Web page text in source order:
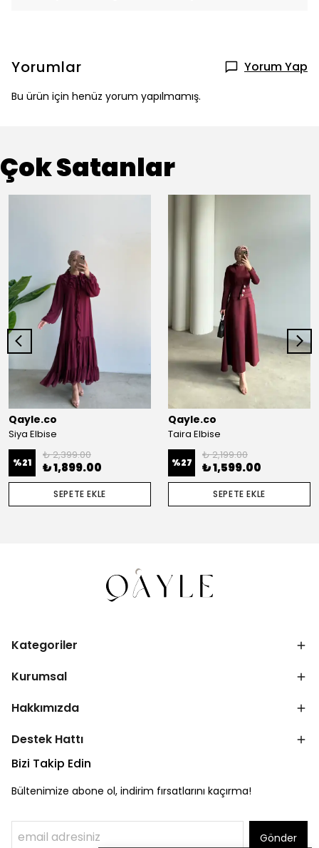
Yorumlar Yorum Yap
Bu ürün için henüz yorum yapılmamış.
Çok Satanlar
Qayle.co
Siya Elbise
%21
₺ 2,399.00
₺ 1,899.00
SEPETE EKLE
Qayle.co
Taira Elbise
%27
₺ 2,199.00
₺ 1,599.00
SEPETE EKLE
Kategoriler
Kurumsal
Hakkımızda
Destek Hattı
Bizi Takip Edin
Bültenimize abone ol, indirim fırsatlarını kaçırma!
Gönder